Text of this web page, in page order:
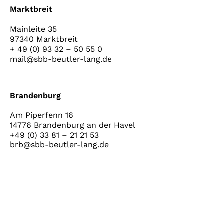
Marktbreit
Mainleite 35
97340 Marktbreit
+ 49 (0) 93 32 – 50 55 0
mail@sbb-beutler-lang.de
Brandenburg
Am Piperfenn 16
14776 Brandenburg an der Havel
+49 (0) 33 81 – 21 21 53
brb@sbb-beutler-lang.de